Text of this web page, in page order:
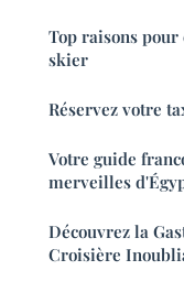
Top raisons
skier
Réservez votre
Votre guide
merveilles
Découvrez la
Croisière